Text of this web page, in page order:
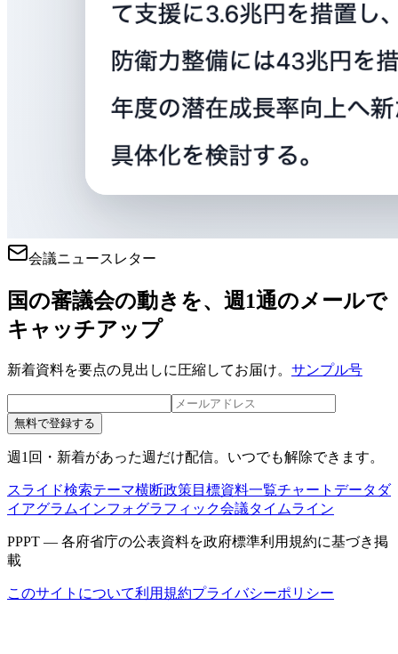
会議ニュースレター
国の審議会の動きを、週1通のメールで
キャッチアップ
新着資料を要点の見出しに圧縮してお届け。 サンプル号
無料で登録する
週1回・新着があった週だけ配信。いつでも解除できます。
スライド検索テーマ横断政策目標資料一覧チャートデータ ダ
イアグラムインフォグラフィック会議タイムライン
PPPT — 各府省庁の公表資料を政府標準利用規約に基づき掲
載
このサイトについて利用規約プライバシーポリシー